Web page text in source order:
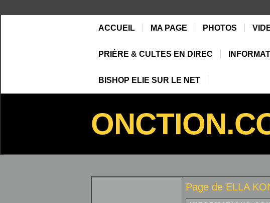
ACCUEIL MA PAGE PHOTOS
PRIÈRE & CULTES EN DIREC
BISHOP ELIE SUR LE NET
Page de ELLA